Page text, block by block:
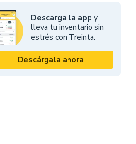
Descarga la app y
lleva tu inventario sin
estrés con Treinta.
Descárgala ahora